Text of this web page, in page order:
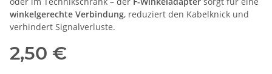
winkelgerechte Verbindung, reduziert den Kabelknick und
verhindert Signalverluste.
2,50 €